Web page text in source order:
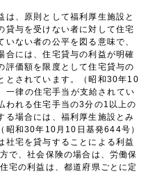
は、原則として福利厚生施設と
貸与を受けない者に対して住宅
ない者の公平を図る意味で、
合には、住宅貸与の利益が明確
評価額を限度として住宅貸与の
とされています。（昭和30年10
一律の住宅手当が支給されてい
われる住宅手当の3分の1以上の
る場合には、福利厚生施設とみ
昭和30年10月10日基発644号）
社宅を貸与することによる利益
で、社会保険の場合は、労働保
宅の利益は、都道府県ごとに定